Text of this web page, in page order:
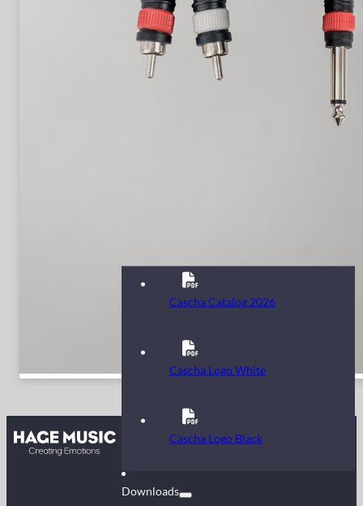
Kontakt
Downloads
Cascha Catalog 2026
Cascha Logo White
Cascha Logo Black